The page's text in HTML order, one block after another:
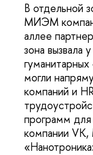
В отдельной
МИЭМ
аллее
зона вызвала
могли
компаний и
программ
компании